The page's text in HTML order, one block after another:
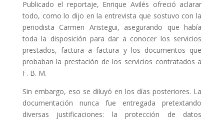
Publicado el reportaje, Enrique Avilés ofreció aclarar
todo, como lo dijo en la entrevista que sostuvo con la
periodista Carmen Aristegui, asegurando que había
toda la disposición para dar a conocer los servicios
prestados, factura a factura y los documentos que
probaban la prestación de los servicios contratados a
F. B. M.
Sin embargo, eso se diluyó en los días posteriores. La
documentación nunca fue entregada pretextando
diversas justificaciones: la protección de datos